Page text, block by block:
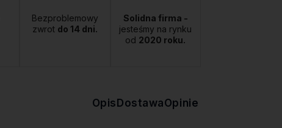
Bezproblemowy
zwrot do 14 dni.
Solidna firma -
jesteśmy na rynku
od 2020 roku.
Opis DostawaOpinie